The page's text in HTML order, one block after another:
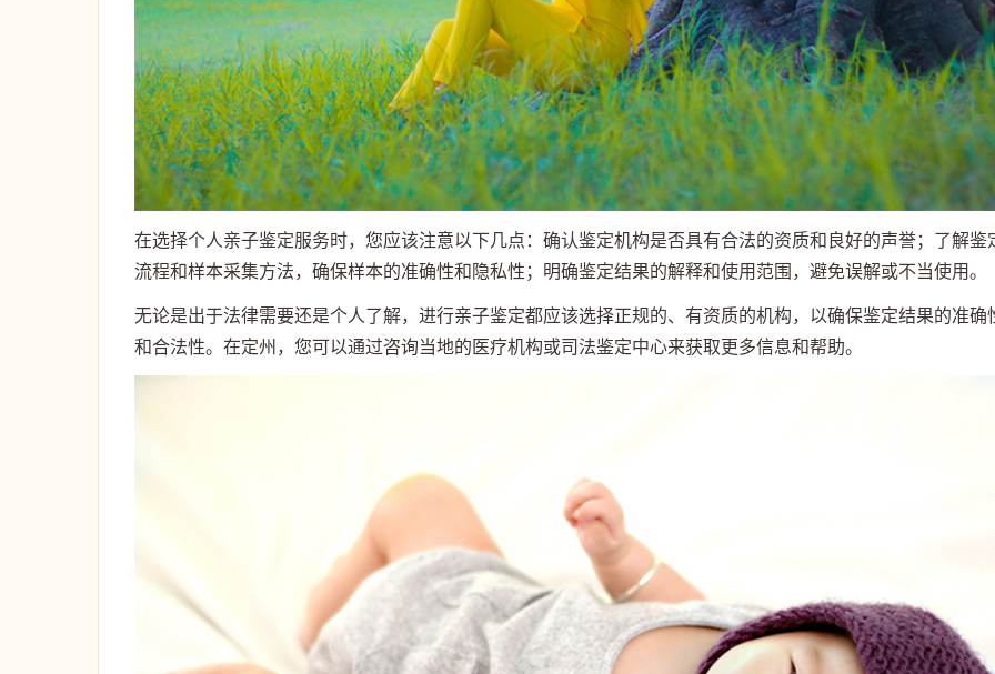
在选择个人亲子鉴定服务时，您应该注意以下几点：确认鉴定机构是否具有合法的资质和良好的声誉；了解鉴
流程和样本采集方法，确保样本的准确性和隐私性；明确鉴定结果的解释和使用范围，避免误解或不当使用。
无论是出于法律需要还是个人了解，进行亲子鉴定都应该选择正规的、有资质的机构，以确保鉴定结果的准确
和合法性。在定州，您可以通过咨询当地的医疗机构或司法鉴定中心来获取更多信息和帮助。